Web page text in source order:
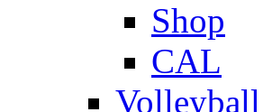
Shop
CAL